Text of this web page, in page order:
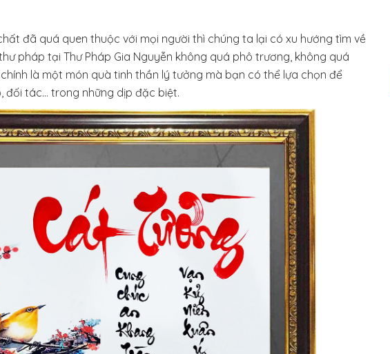
đã quá quen thuộc với mọi người thì chúng ta lại có xu hướng tìm về
pháp tại Thư Pháp Gia Nguyễn không quá phô trương, không quá
là một món quà tinh thần lý tưởng mà bạn có thể lựa chọn để
đối tác… trong những dịp đặc biệt.